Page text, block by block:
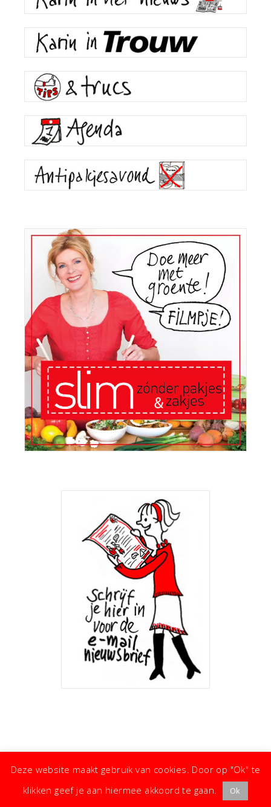
Deze website maakt gebruik van cookies. Door op "Ok" te
klikken geef je aan hiermee akkoord te gaan.
Ok